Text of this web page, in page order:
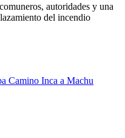
autoridades y una
del incendio